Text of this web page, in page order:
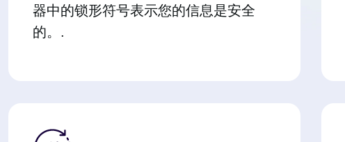
器中的锁形符号表示您的信息是安全
的。.